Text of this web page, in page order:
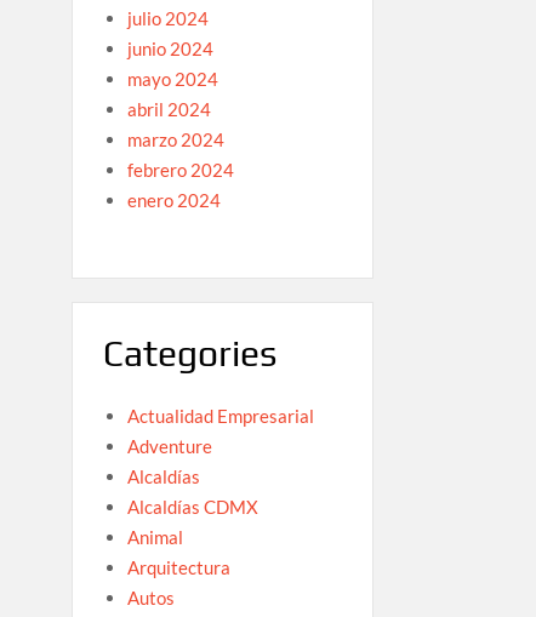
julio 2024
junio 2024
mayo 2024
abril 2024
marzo 2024
febrero 2024
enero 2024
Categories
Actualidad Empresarial
Adventure
Alcaldías
Alcaldías CDMX
Animal
Arquitectura
Autos